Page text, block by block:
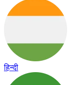
हिन्दी